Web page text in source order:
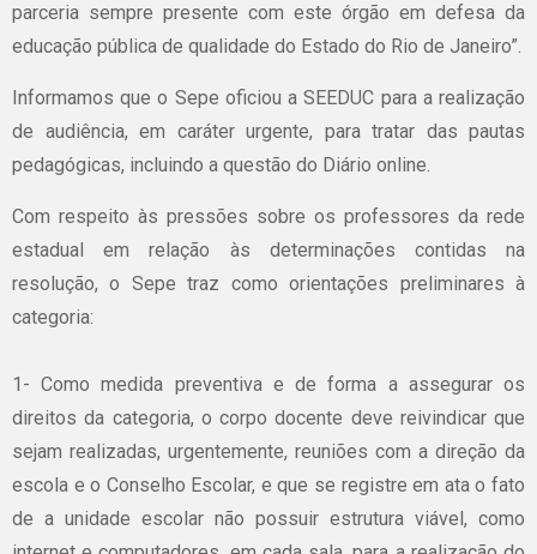
parceria sempre presente com este órgão em defesa da
educação pública de qualidade do Estado do Rio de Janeiro”.
Informamos que o Sepe oficiou a SEEDUC para a realização
de audiência, em caráter urgente, para tratar das pautas
pedagógicas, incluindo a questão do Diário online.
Com respeito às pressões sobre os professores da rede
estadual em relação às determinações contidas na
resolução, o Sepe traz como orientações preliminares à
categoria:
1- Como medida preventiva e de forma a assegurar os
direitos da categoria, o corpo docente deve reivindicar que
sejam realizadas, urgentemente, reuniões com a direção da
escola e o Conselho Escolar, e que se registre em ata o fato
de a unidade escolar não possuir estrutura viável, como